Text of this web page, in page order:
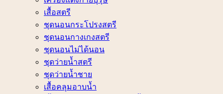
เสื้อสตรี
ชุดนอนกระโปรงสตรี
ชุดนอนกางเกงสตรี
ชุดนอนไม่ได้นอน
ชุดว่ายน้ำสตรี
ชุดว่ายน้ำชาย
เสื้อคลุมอาบน้ำ